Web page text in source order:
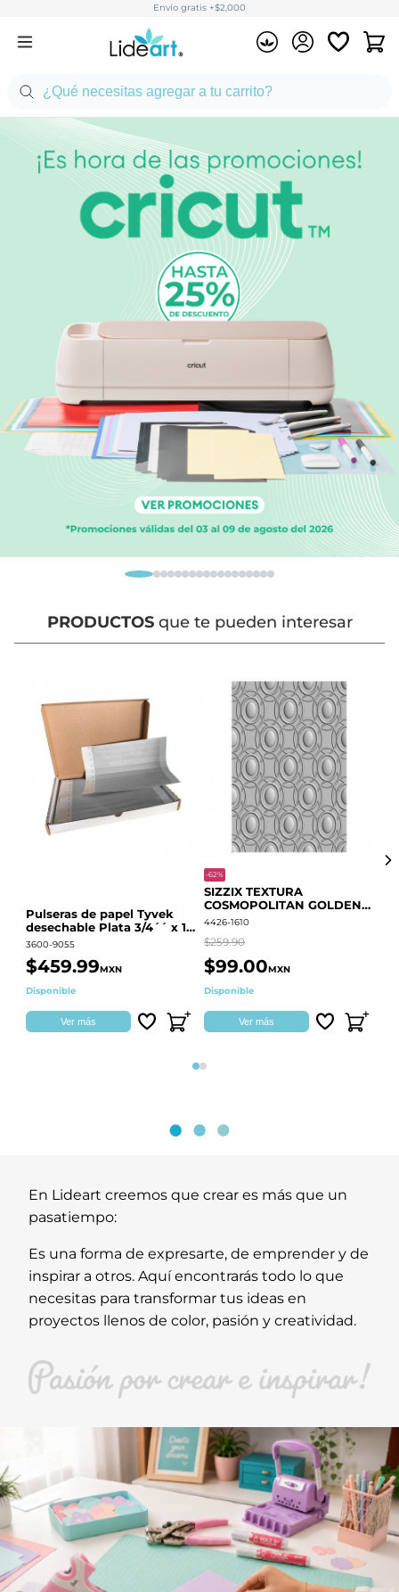
Envío gratis +$2,000
PRODUCTOSque te pueden interesar
Pulseras de papel Tyvek
desechable Plata 3/4´´ x 10
´´
3600-9055
$459.99MXN
Disponible
Ver más
-62%
SIZZIX TEXTURA
COSMOPOLITAN GOLDEN
RINGS S.PARK 666700
4426-1610
$259.90
$99.00MXN
Disponible
Ver más
Página 1
Página 2
En Lideart creemos que crear es más que un
pasatiempo:
Es una forma de expresarte, de emprender y de
inspirar a otros. Aquí encontrarás todo lo que
necesitas para transformar tus ideas en
proyectos llenos de color, pasión y creatividad.